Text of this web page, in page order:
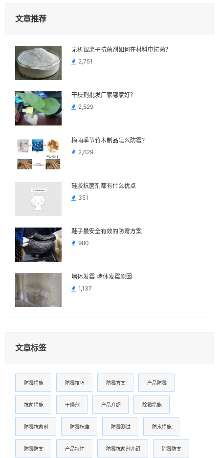
文章推荐
无机银离子抗菌剂如何在材料中抗菌？
2,751
干燥剂批发厂家哪家好？
2,529
梅雨季节竹木制品怎么防霉？
2,629
硅胶抗菌剂都有什么优点
351
鞋子最安全有效的防霉方案
980
墙体发霉-墙体发霉原因
1,137
文章标签
防霉措施 防霉技巧 防霉方案 产品防霉
抗菌措施 干燥剂 产品介绍 除霉措施
防霉抗菌剂 防霉标准 防霉测试 防水措施
防霉防案 产品特性 防霉抗菌剂介绍 除霉防案